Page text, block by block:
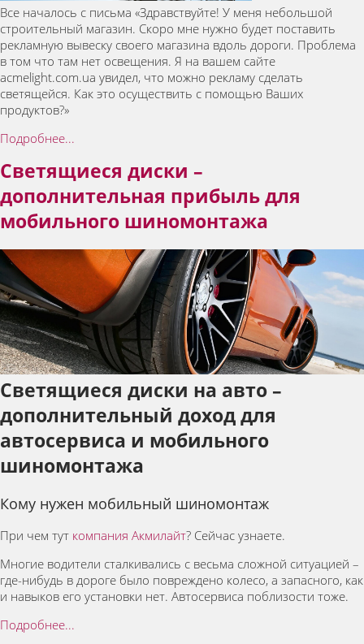
Все началось с письма «Здравствуйте! У меня небольшой
строительный магазин. Скоро мне нужно будет поставить
рекламную вывеску своего магазина вдоль дороги. Проблема
в том что там нет освещения. Я на вашем сайте
acmelight.com.ua увидел, что можно рекламу сделать
светящейся. Как это осуществить с помощью Ваших
продуктов?»
Подробнее...
Светящиеся диски –
дополнительная прибыль для
мобильного шиномонтажа
Светящиеся диски на авто –
дополнительный доход для
автосервиса и мобильного
шиномонтажа
Кому нужен мобильный шиномонтаж
При чем тут компания Акмилайт? Сейчас узнаете.
Многие водители сталкивались с весьма сложной ситуацией –
где-нибудь в дороге было повреждено колесо, а запасного, как
и навыков его установки нет. Автосервиса поблизости тоже.
Подробнее...